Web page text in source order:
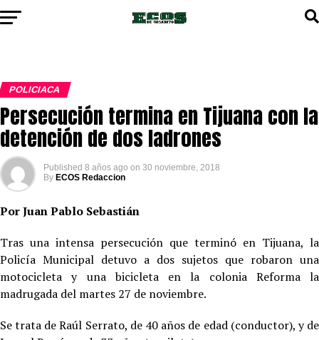
POLICIACA
Persecución termina en Tijuana con la
detención de dos ladrones
Published 8 años ago on 30 noviembre, 2018
By ECOS Redaccion
Por Juan Pablo Sebastián
Tras una intensa persecución que terminó en Tijuana, la
Policía Municipal detuvo a dos sujetos que robaron una
motocicleta y una bicicleta en la colonia Reforma la
madrugada del martes 27 de noviembre.
Se trata de Raúl Serrato, de 40 años de edad (conductor), y de